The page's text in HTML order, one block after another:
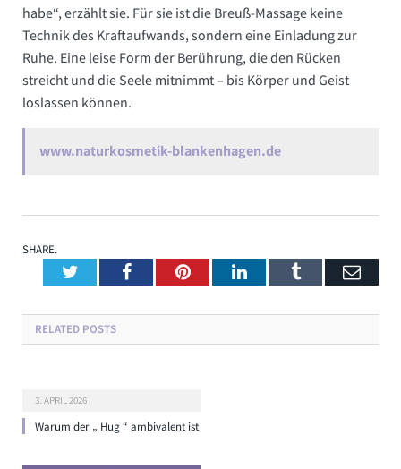
habe“, erzählt sie. Für sie ist die Breuß-Massage keine
Technik des Kraftaufwands, sondern eine Einladung zur
Ruhe. Eine leise Form der Berührung, die den Rücken
streicht und die Seele mitnimmt – bis Körper und Geist
loslassen können.
www.naturkosmetik-blankenhagen.de
SHARE.
TwitterFacebookPinterestLinkedInTumblr
RELATED POSTS
3. APRIL 2026
Warum der „ Hug “ ambivalent ist